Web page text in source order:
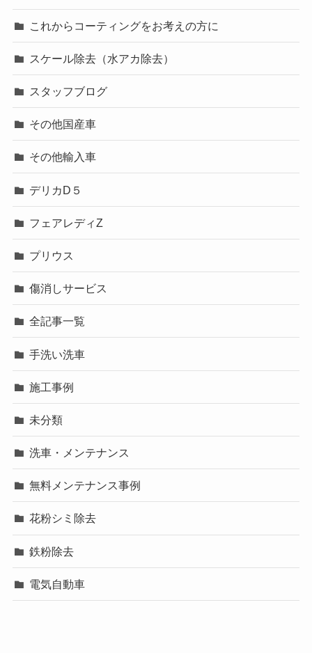
これからコーティングをお考えの方に
スケール除去（水アカ除去）
スタッフブログ
その他国産車
その他輸入車
デリカD５
フェアレディZ
プリウス
傷消しサービス
全記事一覧
手洗い洗車
施工事例
未分類
洗車・メンテナンス
無料メンテナンス事例
花粉シミ除去
鉄粉除去
電気自動車